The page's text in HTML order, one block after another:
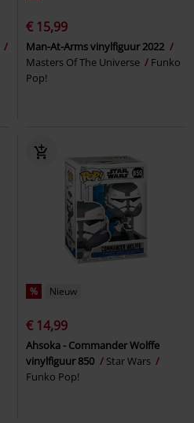
€ 15,99
Man-At-Arms vinylfiguur 2022
Masters Of The Universe
Funko
Pop!
% Nieuw
€ 14,99
Ahsoka - Commander Wolffe
vinylfiguur 850
Star Wars
Funko Pop!